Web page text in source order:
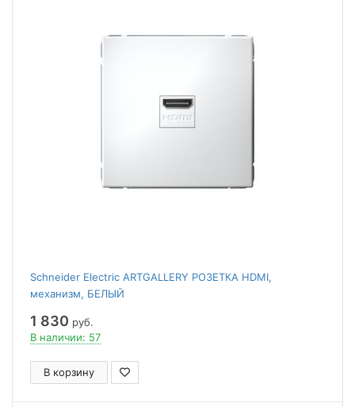
Schneider Electric ARTGALLERY РОЗЕТКА HDMI,
механизм, БЕЛЫЙ
1 830 руб.
В наличии: 57
В корзину